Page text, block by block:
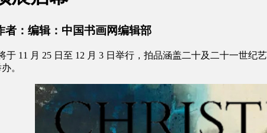
者：编辑：中国书画网编辑部
于 11 月 25 日至 12 月 3 日举行，拍品涵盖二十及二十一世
。